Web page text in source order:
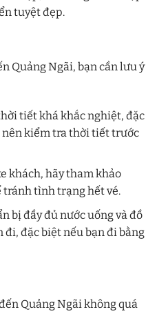
tuyệt đẹp.
Quảng Ngãi, bạn cần lưu ý
tiết khá khắc nghiệt, đặc
nên kiểm tra thời tiết trước
khách, hãy tham khảo
tránh tình trạng hết vé.
bị đầy đủ nước uống và đồ
đặc biệt nếu bạn đi bằng
Quảng Ngãi không quá